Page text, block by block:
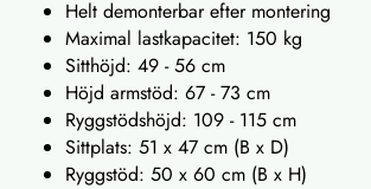
Helt demonterbar efter montering
Maximal lastkapacitet: 150 kg
Sitthöjd: 49 - 56 cm
Höjd armstöd: 67 - 73 cm
Ryggstödshöjd: 109 - 115 cm
Sittplats: 51 x 47 cm (B x D)
Ryggstöd: 50 x 60 cm (B x H)